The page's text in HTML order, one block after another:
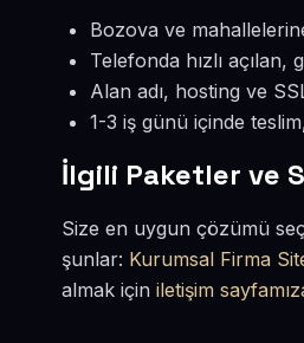
Bozova ve
Telefonda hızlı açılan,
Alan adı, hosting ve
1-3 iş günü içinde
İlgili Paketler ve
Size en uygun çözümü
şunlar: Kurumsal Firma
almak için iletişim